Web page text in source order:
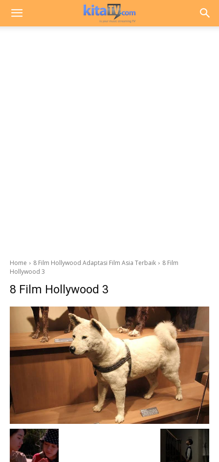
Home 8 Film Hollywood Adaptasi Film Asia Terbaik
8 Film
Hollywood 3
8 Film Hollywood 3